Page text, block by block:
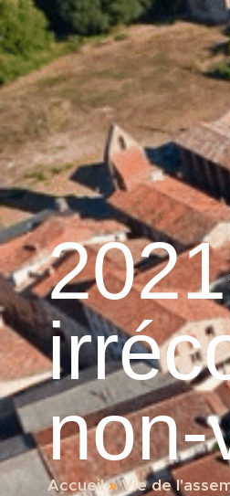
principal
Graulhet et le cuir
non-
Accueil»Vie de